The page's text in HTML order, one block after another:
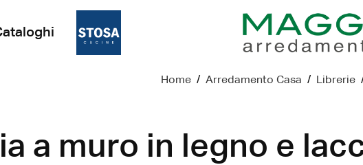
Home / Arredamento Casa / Librerie
a muro in legno e